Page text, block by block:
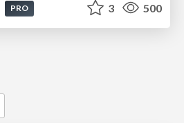
PRO 3 500